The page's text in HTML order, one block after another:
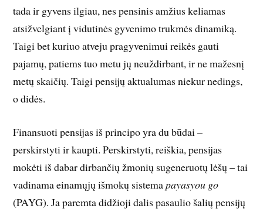
tada ir gyvens ilgiau, nes pensinis amžius keliamas
atsižvelgiant į vidutinės gyvenimo truk­mės dinamiką.
Taigi bet kuriuo atveju pragyvenimui reikės gauti
pajamų, patiems tuo metu jų neuždirbant, ir ne mažesnį
metų skaičių. Taigi pensijų aktualumas niekur nedings,
o didės.
Finansuoti pensijas iš principo yra du būdai –
perskirstyti ir kaupti. Perskirstyti, reiškia, pensijas
mokėti iš dabar dirbančių žmonių sugeneruotų lėšų – tai
vadinama einamųjų išmokų sistemapayasyou go
(PAYG). Ja paremta didžioji dalis pasaulio šalių pensijų